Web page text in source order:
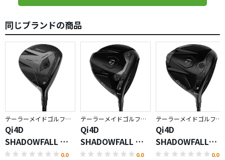
同じブランドの商品
テーラーメイドゴルフ／Qi4D
Qi4D
SHADOWFALL フ
ェアウェイウッド
0.0
テーラーメイドゴルフ／Qi4D
Qi4D
SHADOWFALL ド
ライバー
0.0
テーラーメイドゴルフ／Qi4D
Qi4D
SHADOWFALL
MAX ドライバー0.0